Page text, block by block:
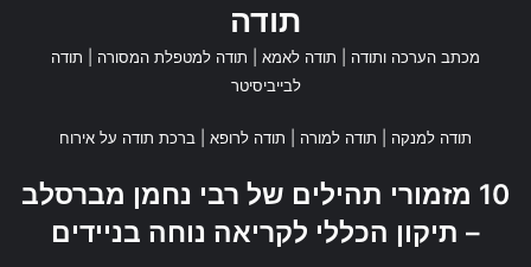
תודה
מכתב הערכה ותודה תודה לאמא תודה למטפלת המסורה
תודה
לבייביסיטר
תודה למנקה תודה למורה תודה לרופא ברכת תודה על אירוח
10 מזמורי תהילים של רבי נחמן מברסלב
– תיקון הכללי לקריאה נוחה בניידים